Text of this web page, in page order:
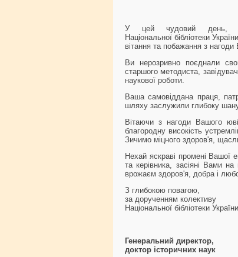
У цей чудовий день,
Національної бібліотеки
вітання та побажання з
Ви нерозривно поєднали
старшого методиста,
наукової роботи.
Ваша самовіддана праця,
шляху заслужили глибоку шану
Вітаючи з нагоди Вашого
благородну високість
Зичимо міцного здоров'я,
Нехай яскраві промені Вашої
та керівника, засіяні Вами на
врожаєм здоров'я, добра і
З глибокою повагою,
за дорученням колективу
Національної бібліотеки
Генеральний директор,
доктор